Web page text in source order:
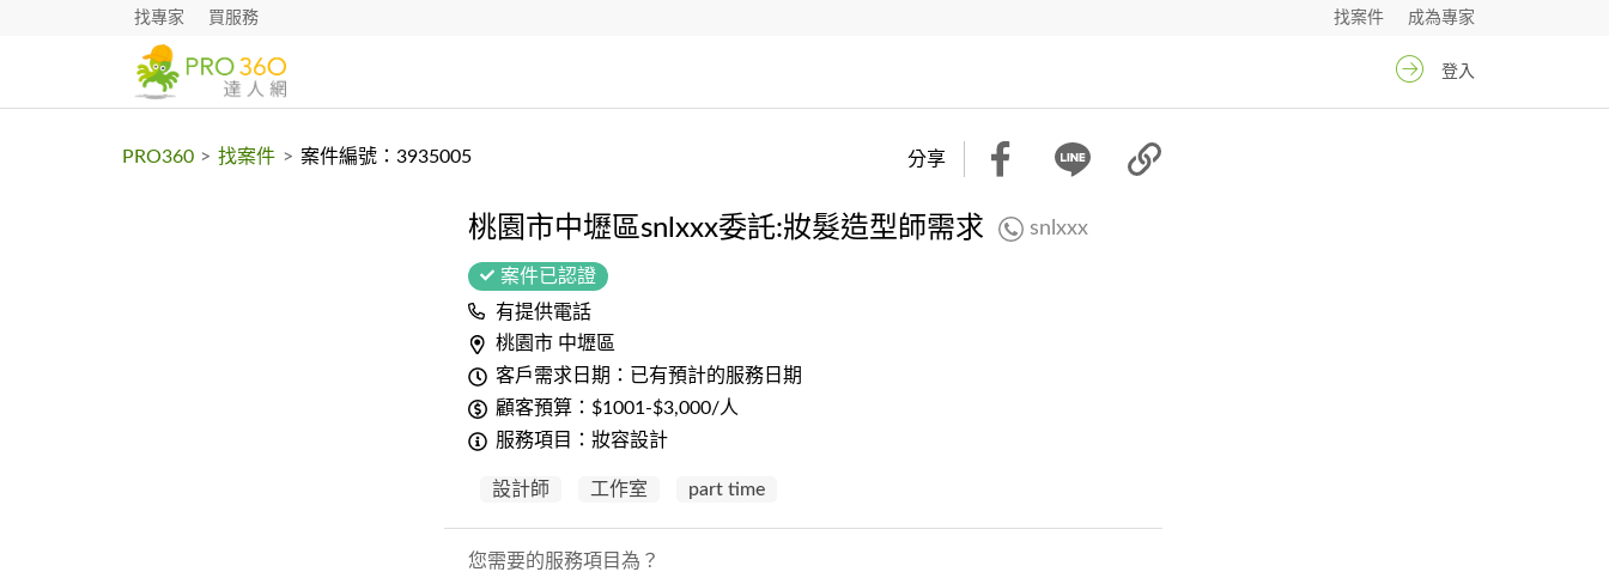
找專家 買服務 成為專家
找案件
登入
PRO360 > 找案件 > 案件編號：3935005 分享
桃園市中壢區snlxxx委託:妝髮造型師需求 snlxxx
案件已認證
有提供電話
桃園市 中壢區
客戶需求日期：已有預計的服務日期
顧客預算：$1001-$3,000/人
服務項目：妝容設計
設計師 工作室 part time
您需要的服務項目為？